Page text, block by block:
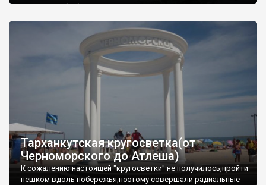
запрошую відвідати це
Тарханкутская кругосветка(от
Черноморского до Атлеша)
К сожалению настоящей "кругосветки" не получилось,пройти
пешком вдоль побережья,поэтому совершали радиальные